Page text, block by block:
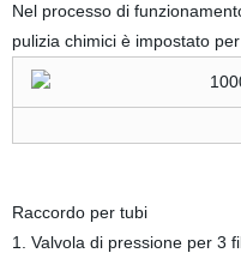
Nel processo di
pulizia chimici è impostato
Raccordo per tubi
1. Valvola di pressione per 3